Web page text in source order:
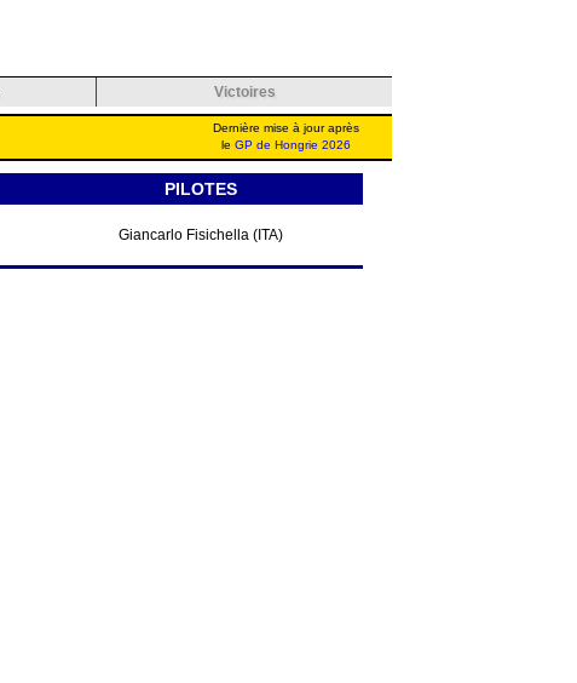
Victoires
Dernière mise à jour après
le GP de Hongrie 2026
PILOTES
Giancarlo Fisichella (ITA)